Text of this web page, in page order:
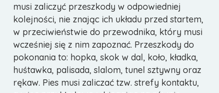
musi zaliczyć przeszkody w odpowiedniej
kolejności, nie znając ich układu przed startem,
w przeciwieństwie do przewodnika, który musi
wcześniej się z nim zapoznać. Przeszkody do
pokonania to: hopka, skok w dal, koło, kładka,
huśtawka, palisada, slalom, tunel sztywny oraz
rękaw. Pies musi zaliczać tzw. strefy kontaktu,